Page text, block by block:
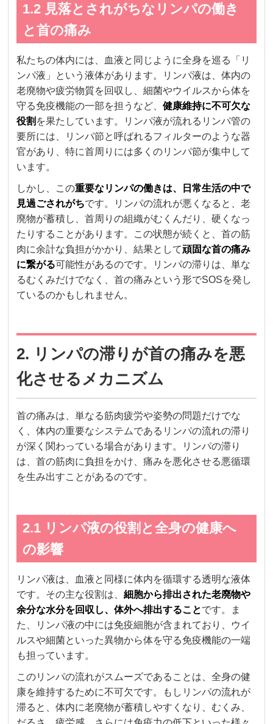
1.2 見落とされがちなリンパの働き
と首の痛み
私たちの体内には、血液と同じように全身を巡る「リ
ンパ液」という液体があります。リンパ液は、体内の
老廃物や疲労物質を回収し、細菌やウイルスから体を
守る免疫機能の一部を担うなど、健康維持に不可欠な
役割 を果たしています。リンパ液が流れるリンパ管の
要所には、リンパ節と呼ばれるフィルターのような器
官があり、特に首周りには多くのリンパ節が集中して
います。
しかし、この重要なリンパの働きは、日常生活の中で
見過ごされがちです。リンパの流れが悪くなると、老
廃物が蓄積し、首周りの組織がむくんだり、硬くなっ
たりすることがあります。この状態が続くと、首の筋
肉に余計な負担がかかり、結果として頑固な首の痛み
に繋がる可能性があるのです。リンパの滞りは、単な
るむくみだけでなく、首の痛みという形でSOSを発し
ているのかもしれません。
2. リンパの滞りが首の痛みを悪
化させるメカニズム
首の痛みは、単なる筋肉疲労や姿勢の問題だけでな
く、体内の重要なシステムであるリンパの流れの滞り
が深く関わっている場合があります。リンパの滞り
は、首の筋肉に負担をかけ、痛みを悪化させる悪循環
を生み出すことがあるのです。
2.1 リンパ液の役割と全身の健康へ
の影響
リンパ液は、血液と同様に体内を循環する透明な液体
です。その主な役割は、細胞から排出された老廃物や
余分な水分を回収し、体外へ排出することです。ま
た、リンパ液の中には免疫細胞が含まれており、ウイ
ルスや細菌といった異物から体を守る免疫機能の一端
も担っています。
このリンパの流れがスムーズであることは、全身の健
康を維持するために不可欠です。もしリンパの流れが
滞ると、体内に老廃物が蓄積しやすくなり、むくみ、